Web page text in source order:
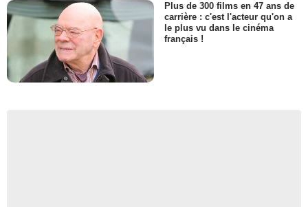
Plus de 300 films en 47 ans de
carrière : c'est l'acteur qu'on a
le plus vu dans le cinéma
français !